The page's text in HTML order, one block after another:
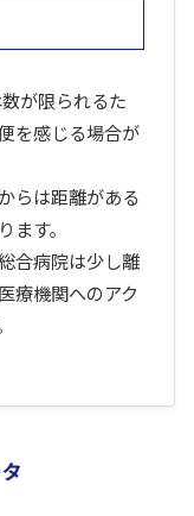
が限られるた
を感じる場合が
らは距離がある
す。
合病院は少し離
療機関へのアク